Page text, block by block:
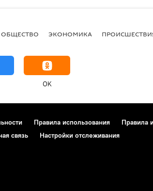
ОБЩЕСТВО ЭКОНОМИКА
OK
Правила использования
Правила
связь Настройки отслеживания